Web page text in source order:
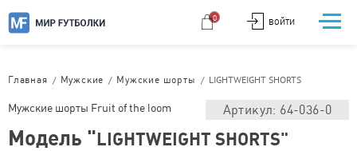
ВОЙТИ
0
Главная / Мужские / Мужские шорты / LIGHTWEIGHT SHORTS
Мужские шорты Fruit of the loom Артикул: 64-036-0
Модель "LIGHTWEIGHT SHORTS"